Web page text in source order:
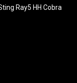
Ray5 HH Cobra